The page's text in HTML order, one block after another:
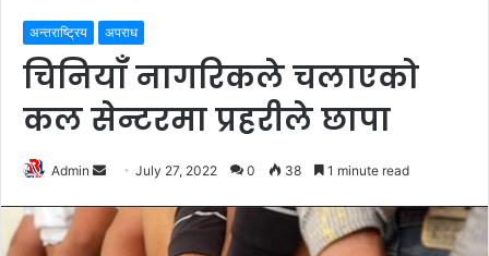
अन्तराष्ट्रिय अपराध
चिनियाँ नागरिकले चलाएको
कल सेन्टरमा प्रहरीले छापा
Admin
n
July 27, 2022 0 38 1 minute read